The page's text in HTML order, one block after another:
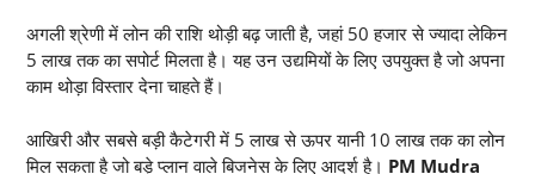
अगली श्रेणी में लोन की राशि थोड़ी बढ़ जाती है, जहां 50 हजार से ज्यादा लेकिन
5 लाख तक का सपोर्ट मिलता है। यह उन उद्यमियों के लिए उपयुक्त है जो अपना
काम थोड़ा विस्तार देना चाहते हैं।
आखिरी और सबसे बड़ी कैटेगरी में 5 लाख से ऊपर यानी 10 लाख तक का लोन
मिल सकता है जो बड़े प्लान वाले बिजनेस के लिए आदर्श है। PM Mudra